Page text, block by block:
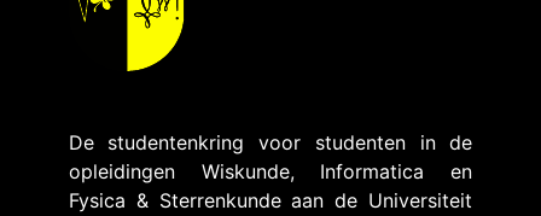
De studentenkring voor studenten in de
opleidingen Wiskunde, Informatica en
Fysica & Sterrenkunde aan de Universiteit